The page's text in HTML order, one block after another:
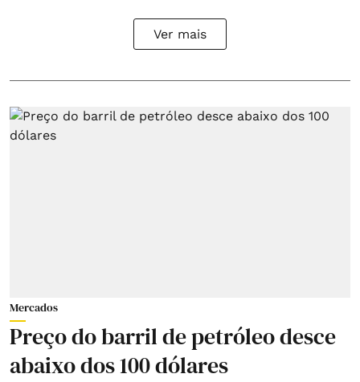
Ver mais
Mercados
Preço do barril de petróleo desce
abaixo dos 100 dólares